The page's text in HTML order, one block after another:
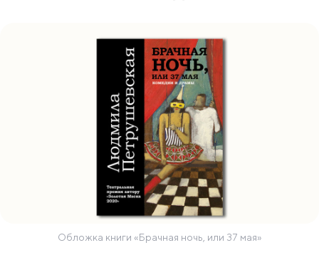
Обложка книги «Брачная ночь, или 37 мая»